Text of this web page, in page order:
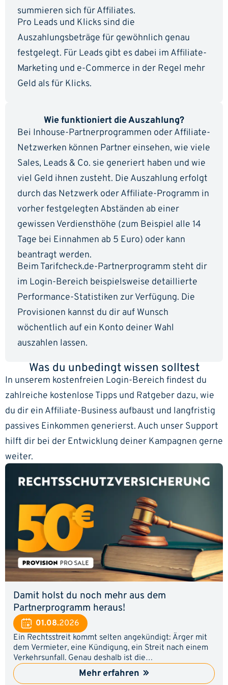
summieren sich für Affiliates.
Pro Leads und Klicks sind die
Auszahlungsbeträge für gewöhnlich genau
festgelegt. Für Leads gibt es dabei im Affiliate-
Marketing und e-Commerce in der Regel mehr
Geld als für Klicks.
Wie funktioniert die Auszahlung?
Bei Inhouse-Partnerprogrammen oder Affiliate-
Netzwerken können Partner einsehen, wie viele
Sales, Leads & Co. sie generiert haben und wie
viel Geld ihnen zusteht. Die Auszahlung erfolgt
durch das Netzwerk oder Affiliate-Programm in
vorher festgelegten Abständen ab einer
gewissen Verdiensthöhe (zum Beispiel alle 14
Tage bei Einnahmen ab 5 Euro) oder kann
beantragt werden.
Beim Tarifcheck.de-Partnerprogramm steht dir
im Login-Bereich beispielsweise detaillierte
Performance-Statistiken zur Verfügung. Die
Provisionen kannst du dir auf Wunsch
wöchentlich auf ein Konto deiner Wahl
auszahlen lassen.
Was du unbedingt wissen solltest
In unserem kostenfreien Login-Bereich findest du
zahlreiche kostenlose Tipps und Ratgeber dazu, wie
du dir ein Affiliate-Business aufbaust und langfristig
passives Einkommen generierst. Auch unser Support
hilft dir bei der Entwicklung deiner Kampagnen gerne
weiter.
Damit holst du noch mehr aus dem
Partnerprogramm heraus!
01.08.2026
Ein Rechtsstreit kommt selten angekündigt: Ärger mit
dem Vermieter, eine Kündigung, ein Streit nach einem
Verkehrsunfall. Genau deshalb ist die
Rechtsschutzversicherung für viele ein Thema, an dem
sie irgendwann nicht vorbeikommen. Zeig deinen
Mehr erfahren